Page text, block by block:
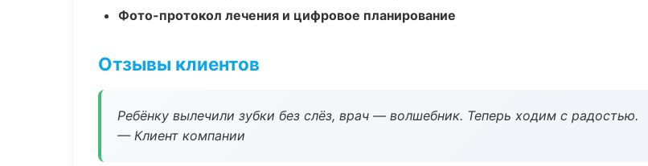
Фото-протокол лечения и цифровое планирование
Отзывы клиентов
Ребёнку вылечили зубки без слёз, врач — волшебник. Теперь ходим с радостью.
— Клиент компании